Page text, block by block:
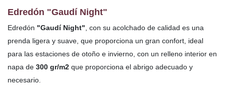
Edredón "Gaudí Night"
Edredón "Gaudí Night", con su acolchado de calidad es una
prenda ligera y suave, que proporciona un gran confort, ideal
para las estaciones de otoño e invierno, con un relleno interior en
napa de 300 gr/m2 que proporciona el abrigo adecuado y
necesario.